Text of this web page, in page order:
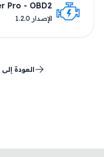
Pro - OBD2
الإصدار 1.2.0
العودة